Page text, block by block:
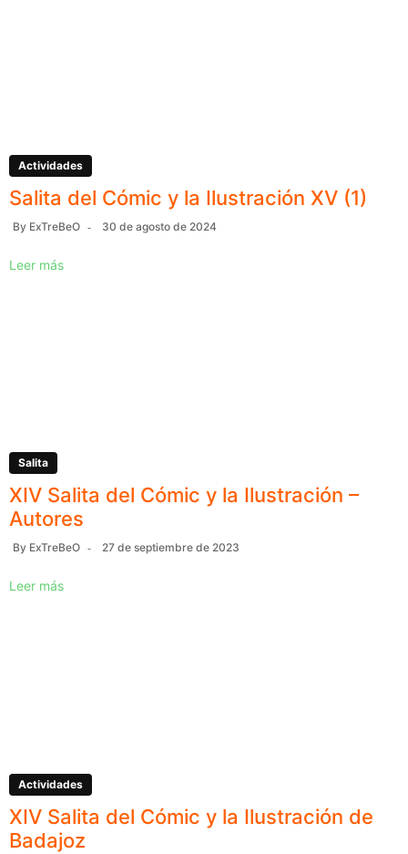
Actividades
Salita del Cómic y la Ilustración XV (1)
By ExTreBeO 30 de agosto de 2024
Leer más
Salita
XIV Salita del Cómic y la Ilustración –
Autores
By ExTreBeO 27 de septiembre de 2023
Leer más
Actividades
XIV Salita del Cómic y la Ilustración de
Badajoz